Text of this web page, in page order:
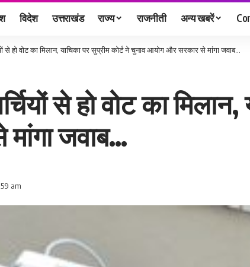
विदेश उत्तराखंड राज्य राजनीती अन्य खबरें
से हो वोट का मिलान, याचिका पर सुप्रीम कोर्ट ने चुनाव आयोग और सरकार से मांगा जवाब…
से हो वोट का
जवाब…
am